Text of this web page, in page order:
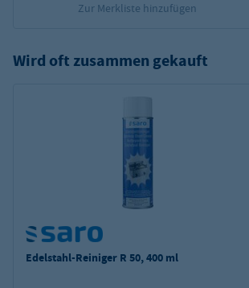
Zur Merkliste hinzufügen
Wird oft zusammen gekauft
Edelstahl-Reiniger R 50, 400 ml